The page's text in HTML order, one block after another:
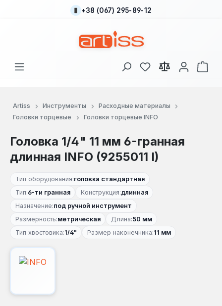
Перейти к основному содержанию
+38 (067) 295-89-12
У вас есть товары
В
Artiss Инструменты
Расходные материалы
Головки торцевые
Головки торцевые INFO
Головка 1/4" 11 мм 6-гранная
длинная INFO (9255011 I)
Тип оборудования:головка стандартная
Тип:6-ти гранная Конструкция:длинная
Назначение:под ручной инструмент
Размерность:метрическая Длина:50 мм
Тип хвостовика:1/4" Размер наконечника:11 мм